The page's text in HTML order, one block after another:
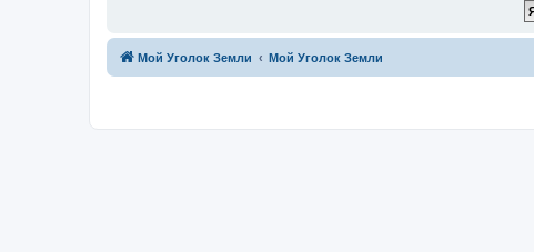
Мой Уголок Земли Мой Уголок Земли